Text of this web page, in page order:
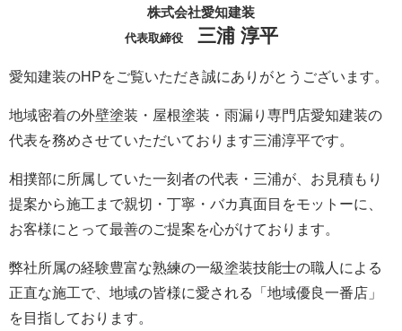
株式会社愛知建装
代表取締役 三浦 淳平
愛知建装のHPをご覧いただき誠にありがとうございます。
地域密着の外壁塗装・屋根塗装・雨漏り専門店愛知建装の
代表を務めさせていただいております三浦淳平です。
相撲部に所属していた一刻者の代表・三浦が、お見積もり
提案から施工まで親切・丁寧・バカ真面目をモットーに、
お客様にとって最善のご提案を心がけております。
弊社所属の経験豊富な熟練の一級塗装技能士の職人による
正直な施工で、地域の皆様に愛される「地域優良一番店」
を目指しております。